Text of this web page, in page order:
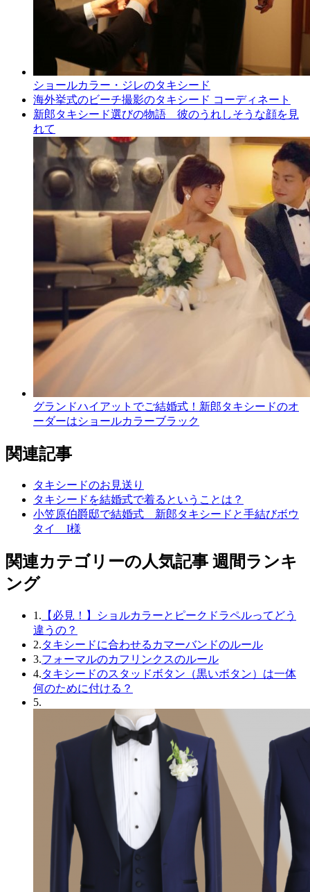
ショールカラー・ジレのタキシード
海外挙式のビーチ撮影のタキシード コーディネート
新郎タキシード選びの物語 彼のうれしそうな顔を見
れて
グランドハイアットでご結婚式！新郎タキシードのオ
ーダーはショールカラーブラック
関連記事
タキシードのお見送り
タキシードを結婚式で着るということは？
小笠原伯爵邸で結婚式 新郎タキシードと手結びボウ
タイ I様
関連カテゴリーの人気記事 週間ランキ
ング
1. 【必見！】ショルカラーとピークドラペルってどう
違うの？
2.タキシードに合わせるカマーバンドのルール
3.フォーマルのカフリンクスのルール
4.タキシードのスタッドボタン（黒いボタン）は一体
何のために付ける？
5.